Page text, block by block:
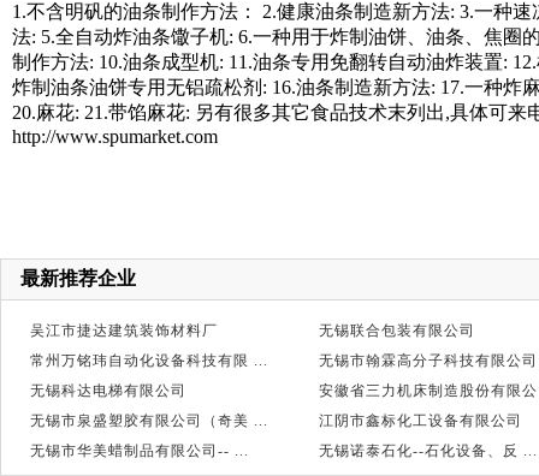
1.不含明矾的油条制作方法： 2.健康油条制造新方法: 3.一种
法: 5.全自动炸油条馓子机: 6.一种用于炸制油饼、油条、焦圈
制作方法: 10.油条成型机: 11.油条专用免翻转自动油炸装置:
炸制油条油饼专用无铝疏松剂: 16.油条制造新方法: 17.一种炸
20.麻花: 21.带馅麻花: 另有很多其它食品技术末列出,具体可
http://www.spumarket.com
最新推荐企业
吴江市捷达建筑装饰材料厂
无锡联合包装有限公司
常州万铭玮自动化设备科技有限 ...
无锡市翰霖高分子科技有限公司
无锡科达电梯有限公司
安徽省三力机床制造股份有限
无锡市泉盛塑胶有限公司（奇美 ...
江阴市鑫标化工设备有限公司
无锡市华美蜡制品有限公司-- ...
无锡诺泰石化--石化设备、反 ...